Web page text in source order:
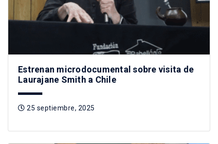
Estrenan microdocumental sobre visita de
Laurajane Smith a Chile
25 septiembre, 2025